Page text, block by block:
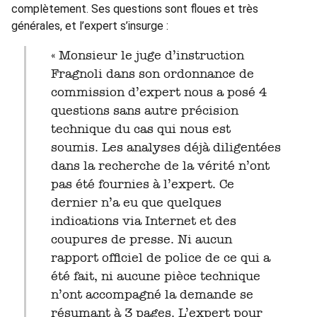
complètement. Ses questions sont floues et très
générales, et l’expert s’insurge :
« Monsieur le juge d’instruction
Fragnoli dans son ordonnance de
commission d’expert nous a posé 4
questions sans autre précision
technique du cas qui nous est
soumis. Les analyses déjà diligentées
dans la recherche de la vérité n’ont
pas été fournies à l’expert. Ce
dernier n’a eu que quelques
indications via Internet et des
coupures de presse. Ni aucun
rapport officiel de police de ce qui a
été fait, ni aucune pièce technique
n’ont accompagné la demande se
résumant à 3 pages. L’expert pour